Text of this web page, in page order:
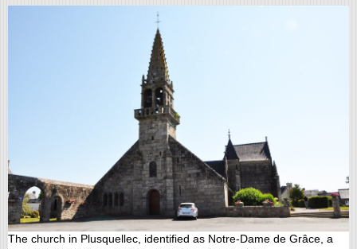
The church in Plusquellec, identified as Notre-Dame de Grâce, a